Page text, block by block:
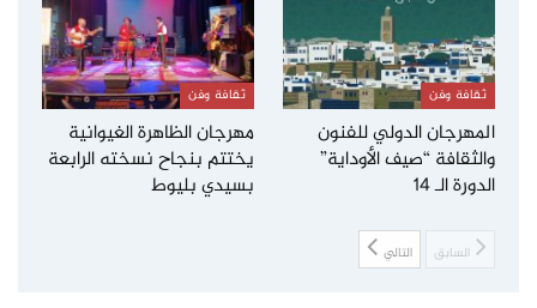
ثقافة وفن
المهرجان الدولي للفنون
والثقافة “صيف الأوداية”
الدورة الـ 14
ثقافة وفن
مهرجان الظاهرة الغيوانية
يختتم بنجاح نسخته الرابعة
بسيدي بليوط
السابق التالي